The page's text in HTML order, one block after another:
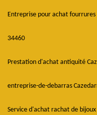
Entreprise pour achat
34460
Prestation d'achat antiquité
entreprise-de-debarras
Service d'achat rachat de